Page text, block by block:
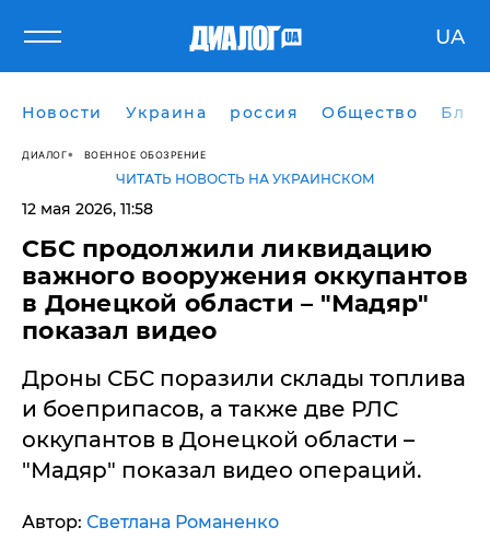
UA
Новости Украина россия Общество
ДИАЛОГ ВОЕННОЕ ОБОЗРЕНИЕ
ЧИТАТЬ НОВОСТЬ НА УКРАИНСКОМ
12 мая 2026, 11:58
СБС продолжили ликвидацию
важного вооружения оккупантов
в Донецкой области – "Мадяр"
показал видео
Дроны СБС поразили склады топлива
и боеприпасов, а также две РЛС
оккупантов в Донецкой области –
"Мадяр" показал видео операций.
Автор: Светлана Романенко